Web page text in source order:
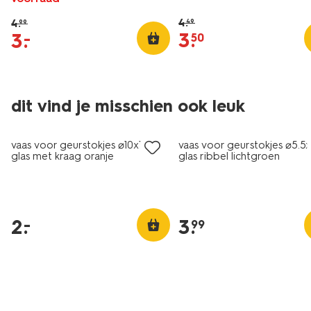
4.99
3.
–
4.49
3.
50
dit vind je misschien ook leuk
laag geprijsd
vaas voor geurstokjes ⌀10x12cm
glas met kraag oranje
2.
–
vaas voor geurstokjes
glas ribbel lichtgroen
3.
99